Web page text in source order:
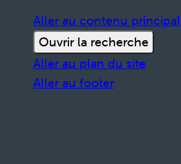
Aller au contenu principal
Ouvrir la recherche
Aller au plan du site
Aller au footer